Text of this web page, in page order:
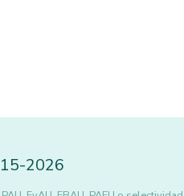
-2026